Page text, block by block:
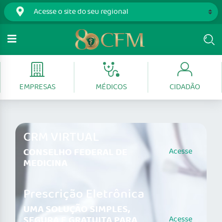
EMPRESAS MÉDICOS CIDADÃO
CRM VIRTUAL
CONSELHO FEDERAL DE
MEDICINA
Acesse
Prescrição Eletrônica
UMA SOLUÇÃO SIMPLES,
Acesse